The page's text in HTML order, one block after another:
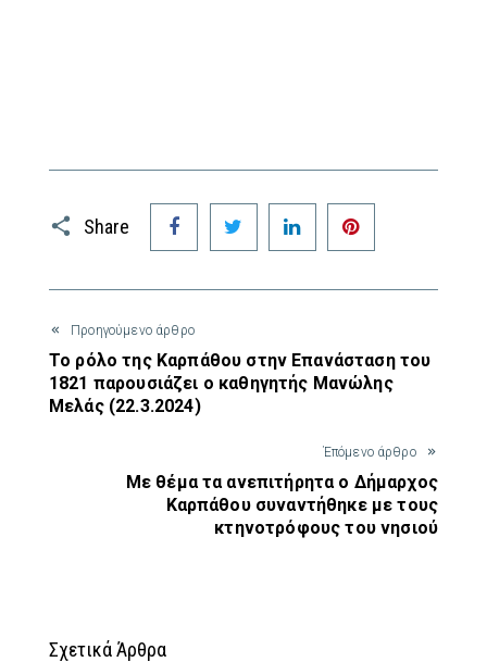
Share
Facebook Twitter LinkedIn
Προηγούμενο άρθρο
Το ρόλο της Καρπάθου στην Επανάσταση του
1821 παρουσιάζει ο καθηγητής Μανώλης
Μελάς (22.3.2024)
Έπόμενο άρθρο
Με θέμα τα ανεπιτήρητα ο Δήμαρχος
Καρπάθου συναντήθηκε με τους
κτηνοτρόφους του νησιού
Σχετικά Άρθρα